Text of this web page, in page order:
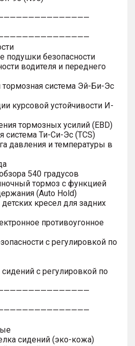
подушки безопасности
водителя и переднего
тормозная система Эй-Би-Эс
курсовой устойчивости И-
тормозных усилий (EBD)
система Ти-Си-Эс (TCS)
давления и температуры в
540 градусов
тормоз с функцией
(Auto Hold)
кресел для задних
противоугонное
с регулировкой по
с регулировкой по
сидений (эко-кожа)